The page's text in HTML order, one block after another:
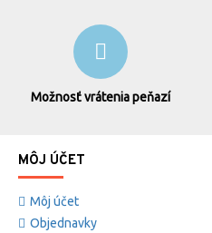
Možnosť vrátenia peňazí
MÔJ ÚČET
Môj účet
Objednavky